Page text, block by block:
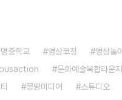
중학교 영상코칭
영상놀이
문화예술복합라운지
몽땅미디어 스튜디오